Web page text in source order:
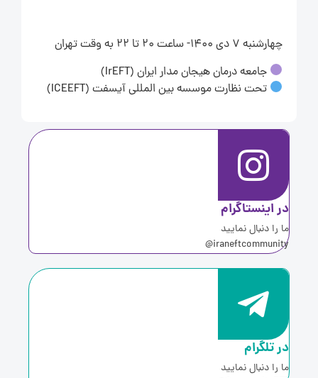
چهارشنبه ۷ دی ۱۴۰۰- ساعت 20 تا 22 به وقت تهران
جامعه درمان هیجان مدار ایران (IrEFT)
تحت نظارت موسسه بین المللی آیسفت (ICEEFT)
اینستاگرام
را دنبال نمایید
تلگرام
را دنبال نمایید